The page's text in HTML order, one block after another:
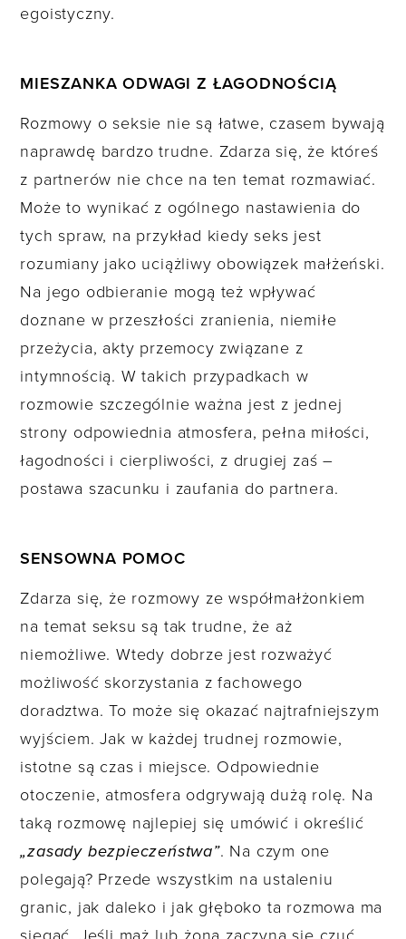
egoistyczny.
MIESZANKA ODWAGI Z ŁAGODNOŚCIĄ
Rozmowy o seksie nie są łatwe, czasem bywają
naprawdę bardzo trudne. Zdarza się, że któreś
z partnerów nie chce na ten temat rozmawiać.
Może to wynikać z ogólnego nastawienia do
tych spraw, na przykład kiedy seks jest
rozumiany jako uciążliwy obowiązek małżeński.
Na jego odbieranie mogą też wpływać
doznane w przeszłości zranienia, niemiłe
przeżycia, akty przemocy związane z
intymnością. W takich przypadkach w
rozmowie szczególnie ważna jest z jednej
strony odpowiednia atmosfera, pełna miłości,
łagodności i cierpliwości, z drugiej zaś –
postawa szacunku i zaufania do partnera.
SENSOWNA POMOC
Zdarza się, że rozmowy ze współmałżonkiem
na temat seksu są tak trudne, że aż
niemożliwe. Wtedy dobrze jest rozważyć
możliwość skorzystania z fachowego
doradztwa. To może się okazać najtrafniejszym
wyjściem. Jak w każdej trudnej rozmowie,
istotne są czas i miejsce. Odpowiednie
otoczenie, atmosfera odgrywają dużą rolę. Na
taką rozmowę najlepiej się umówić i określić
„zasady bezpieczeństwa”. Na czym one
polegają? Przede wszystkim na ustaleniu
granic, jak daleko i jak głęboko ta rozmowa ma
sięgać. Jeśli mąż lub żona zaczyna się czuć